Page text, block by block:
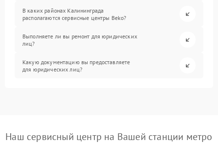
В каких районах Калининграда
располагаются сервисные центры Beko?
Выполняете ли вы ремонт для юридических
лиц?
Какую документацию вы предоставляете
для юридических лиц?
Наш сервисный центр на Вашей станции метро